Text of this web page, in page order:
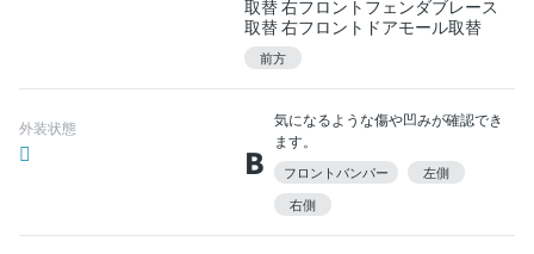
取替 右フロントフェンダブレース
取替 右フロントドアモール取替
前方
外装状態
B
気になるような傷や凹みが確認でき
ます。
フロントバンパー
左側
右側